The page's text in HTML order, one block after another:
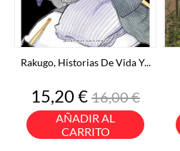
Rakugo, Historias De Vida Y...
Precio
15,20 €Precio
base
16,00 €
AÑADIR AL
CARRITO